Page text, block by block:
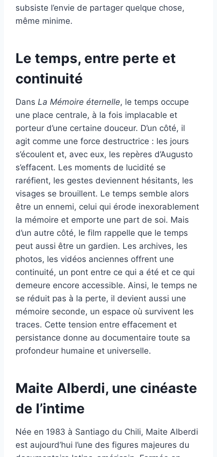
subsiste l’envie de partager quelque chose,
même minime.
Le temps, entre perte et
continuité
Dans La Mémoire éternelle, le temps occupe
une place centrale, à la fois implacable et
porteur d’une certaine douceur. D’un côté, il
agit comme une force destructrice : les jours
s’écoulent et, avec eux, les repères d’Augusto
s’effacent. Les moments de lucidité se
raréfient, les gestes deviennent hésitants, les
visages se brouillent. Le temps semble alors
être un ennemi, celui qui érode inexorablement
la mémoire et emporte une part de soi. Mais
d’un autre côté, le film rappelle que le temps
peut aussi être un gardien. Les archives, les
photos, les vidéos anciennes offrent une
continuité, un pont entre ce qui a été et ce qui
demeure encore accessible. Ainsi, le temps ne
se réduit pas à la perte, il devient aussi une
mémoire seconde, un espace où survivent les
traces. Cette tension entre effacement et
persistance donne au documentaire toute sa
profondeur humaine et universelle.
Maite Alberdi, une cinéaste
de l’intime
Née en 1983 à Santiago du Chili, Maite Alberdi
est aujourd’hui l’une des figures majeures du